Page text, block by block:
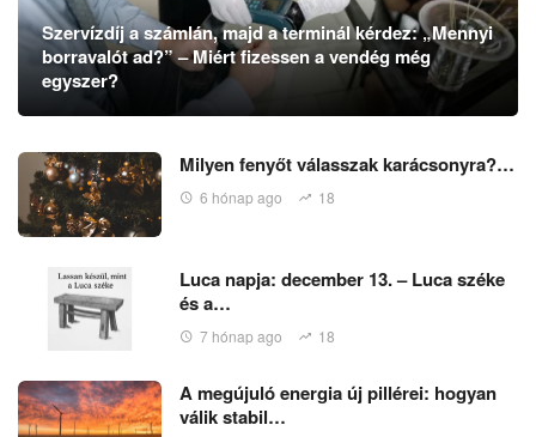
Szervízdíj a számlán, majd a terminál kérdez: „Mennyi
borravalót ad?” – Miért fizessen a vendég még
egyszer?
Milyen fenyőt válasszak karácsonyra?…
6 hónap ago 18
Luca napja: december 13. – Luca széke
és a…
7 hónap ago 18
A megújuló energia új pillérei: hogyan
válik stabil…